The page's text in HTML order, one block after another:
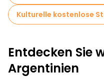
Entdecken Sie
Argentinien